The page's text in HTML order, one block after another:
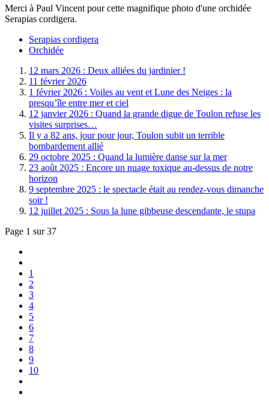
Merci à Paul Vincent pour cette magnifique photo d'une orchidée
Serapias cordigera.
Serapias cordigera
Orchidée
12 mars 2026 : Deux alliées du jardinier !
11 février 2026
1 février 2026 : Voiles au vent et Lune des Neiges : la
presqu’île entre mer et ciel
12 janvier 2026 : Quand la grande digue de Toulon refuse les
visites surprises…
Il y a 82 ans, jour pour jour, Toulon subit un terrible
bombardement allié
29 octobre 2025 : Quand la lumière danse sur la mer
23 août 2025 : Encore un nuage toxique au-dessus de notre
horizon
9 septembre 2025 : le spectacle était au rendez-vous dimanche
soir !
12 juillet 2025 : Sous la lune gibbeuse descendante, le stupa
Page 1 sur 37
1
2
3
4
5
6
7
8
9
10